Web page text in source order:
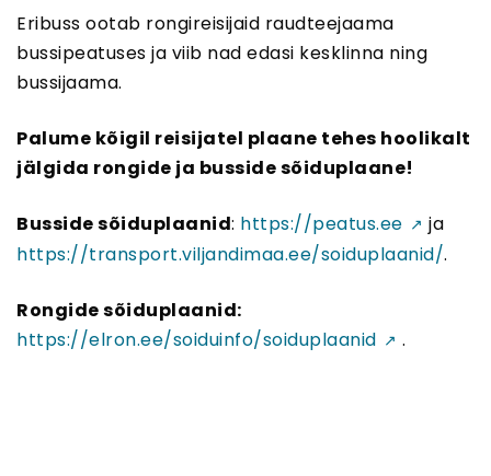
Eribuss ootab rongireisijaid raudteejaama
bussipeatuses ja viib nad edasi kesklinna ning
bussijaama.
Palume kõigil reisijatel plaane tehes hoolikalt
jälgida rongide ja busside sõiduplaane!
Busside sõiduplaanid: https://peatus.ee
ja
https://transport.viljandimaa.ee/soiduplaanid/.
Rongide sõiduplaanid:
https://elron.ee/soiduinfo/soiduplaanid
.